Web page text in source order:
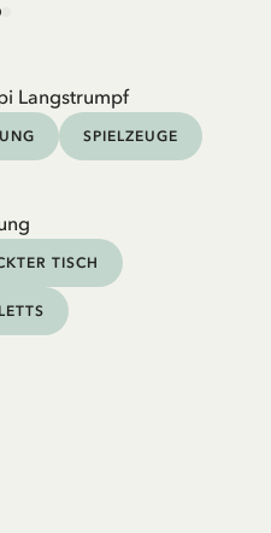
Langstrumpf
SPIELZEUGE
TISCH